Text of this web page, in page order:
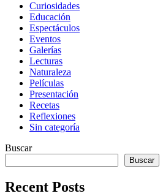
Curiosidades
Educación
Espectáculos
Eventos
Galerías
Lecturas
Naturaleza
Películas
Presentación
Recetas
Reflexiones
Sin categoría
Buscar
Buscar
Recent Posts